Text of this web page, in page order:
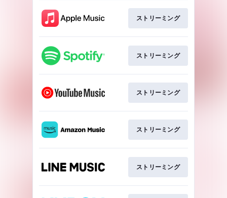
ストリーミング
ストリーミング
ストリーミング
ストリーミング
ストリーミング